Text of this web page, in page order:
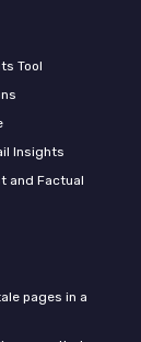
Tool
Insights
and Factual
pages in a